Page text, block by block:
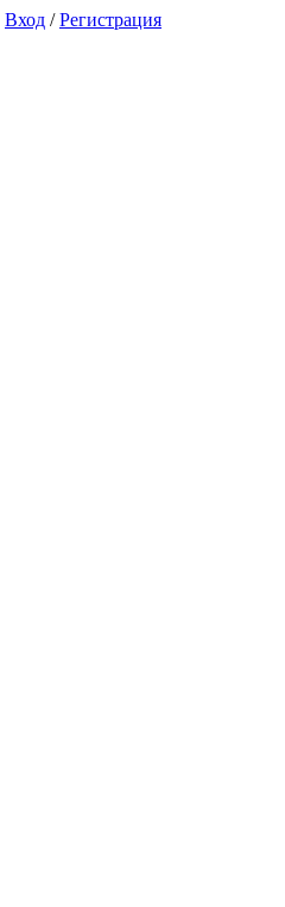
Вход /Регистрация